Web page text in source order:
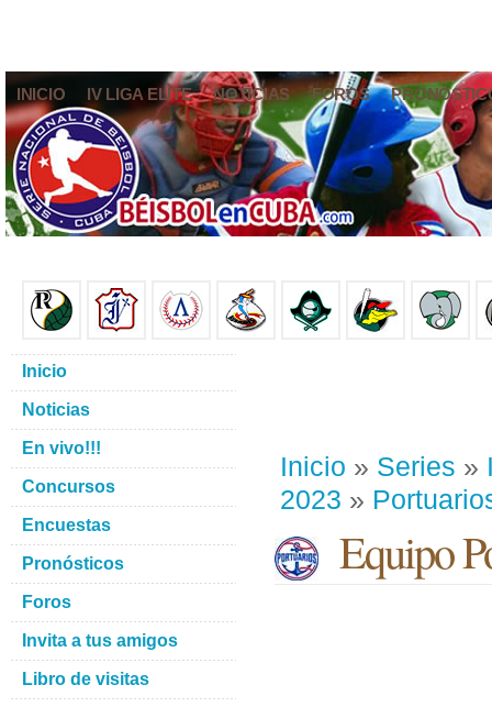
INICIO IV LIGA ELITE NOTICIAS FOROS
Inicio » Series »
2023 »
Equipo
Inicio
Noticias
En vivo!!!
Concursos
Encuestas
Pronósticos
Foros
Invita a tus amigos
Libro de visitas